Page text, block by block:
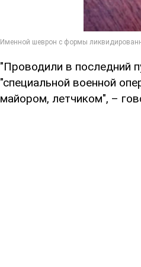
"Проводили в последний
"специальной военной
майором, летчиком", –